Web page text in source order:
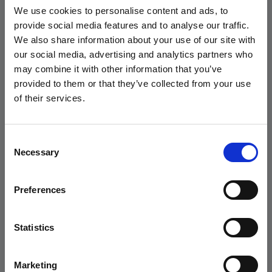
We use cookies to personalise content and ads, to
provide social media features and to analyse our traffic.
We also share information about your use of our site with
our social media, advertising and analytics partners who
may combine it with other information that you’ve
provided to them or that they’ve collected from your use
of their services.
Selection
Necessary
Preferences
Statistics
Marketing
COME DIVENTARE BLOCKCHAIN
DEVELOPER
Il percorso per diventare Blockchain Developer tipicamente inizia con
una solida base in informatica o ingegneria del software. Molti
professionisti hanno una laurea in Informatica, Ingegneria Informatica
anche percorsi di formazione specializzati attraverso bootcamp, corsi
online o certificazioni specifiche in blockchain possono fornire le
competenze necessarie.
Programmazione (JavaScript, Python, C++, Solidity)
Crittografia e sicurezza informatica
Sviluppo web e API